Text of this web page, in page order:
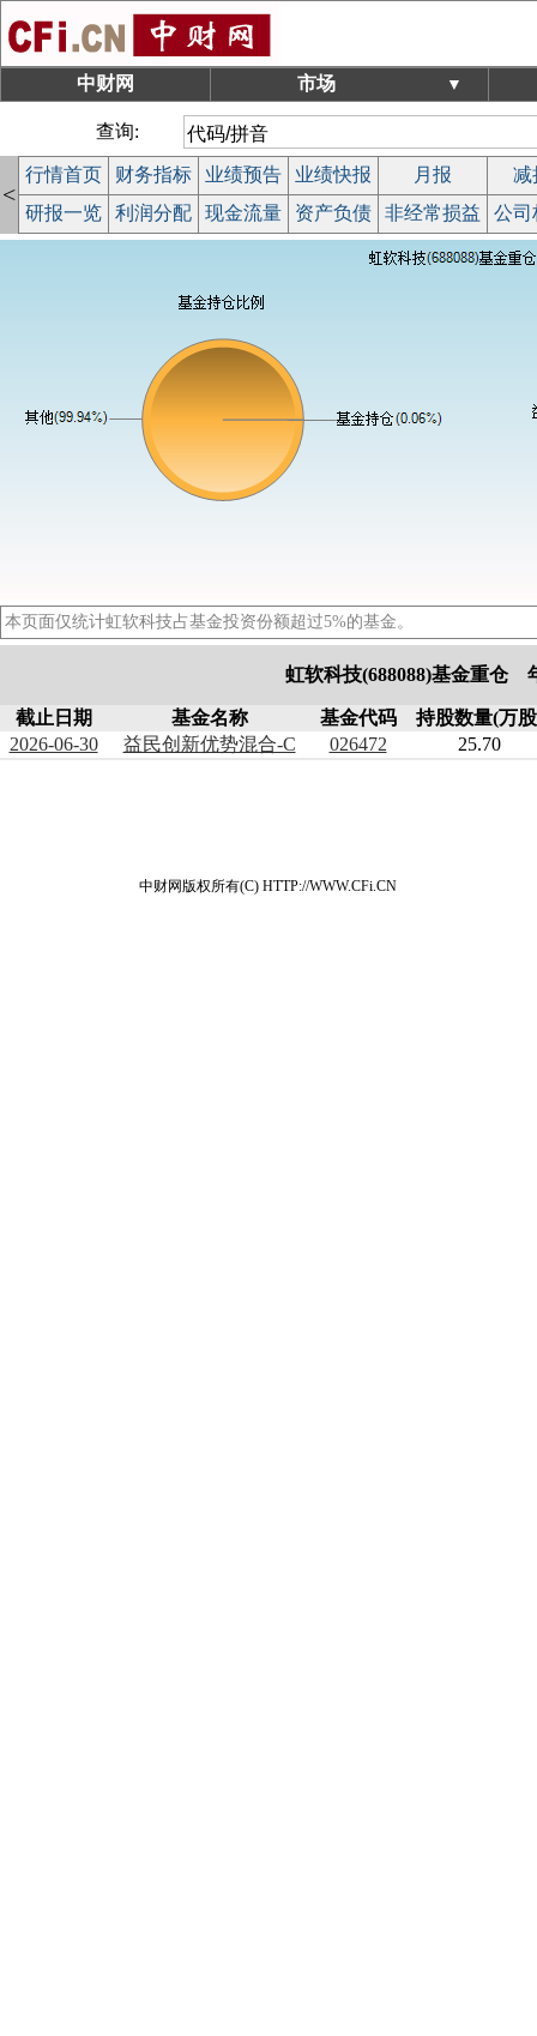
中财网 市场 ▼
查询:
<
行情首页 财务指标 业绩预告 业绩快报 月报
减
研报一览
利润分配 现金流量 资产负债 非经常损益 公司
本页面仅统计虹软科技占基金投资份额超过5%的基金。
虹软科技(688088)基金重仓
截止日期 基金名称 基金代码
持股数量(万
2026-06-30
益民创新优势混合-C 026472 25.70
中财网版权所有(C) HTTP://WWW.CFi.CN